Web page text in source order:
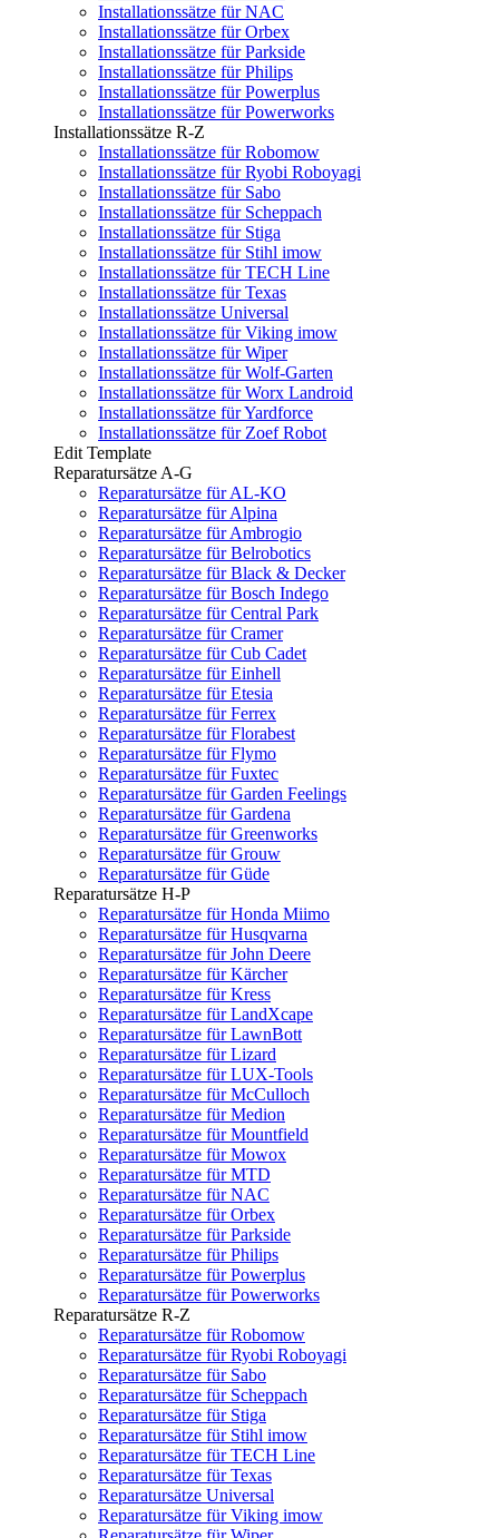
Installationssätze für NAC
Installationssätze für Orbex
Installationssätze für Parkside
Installationssätze für Philips
Installationssätze für Powerplus
Installationssätze für Powerworks
Installationssätze R-Z
Installationssätze für Robomow
Installationssätze für Ryobi Roboyagi
Installationssätze für Sabo
Installationssätze für Scheppach
Installationssätze für Stiga
Installationssätze für Stihl imow
Installationssätze für TECH Line
Installationssätze für Texas
Installationssätze Universal
Installationssätze für Viking imow
Installationssätze für Wiper
Installationssätze für Wolf-Garten
Installationssätze für Worx Landroid
Installationssätze für Yardforce
Installationssätze für Zoef Robot
Edit Template
Reparatursätze A-G
Reparatursätze für AL-KO
Reparatursätze für Alpina
Reparatursätze für Ambrogio
Reparatursätze für Belrobotics
Reparatursätze für Black & Decker
Reparatursätze für Bosch Indego
Reparatursätze für Central Park
Reparatursätze für Cramer
Reparatursätze für Cub Cadet
Reparatursätze für Einhell
Reparatursätze für Etesia
Reparatursätze für Ferrex
Reparatursätze für Florabest
Reparatursätze für Flymo
Reparatursätze für Fuxtec
Reparatursätze für Garden Feelings
Reparatursätze für Gardena
Reparatursätze für Greenworks
Reparatursätze für Grouw
Reparatursätze für Güde
Reparatursätze H-P
Reparatursätze für Honda Miimo
Reparatursätze für Husqvarna
Reparatursätze für John Deere
Reparatursätze für Kärcher
Reparatursätze für Kress
Reparatursätze für LandXcape
Reparatursätze für LawnBott
Reparatursätze für Lizard
Reparatursätze für LUX-Tools
Reparatursätze für McCulloch
Reparatursätze für Medion
Reparatursätze für Mountfield
Reparatursätze für Mowox
Reparatursätze für MTD
Reparatursätze für NAC
Reparatursätze für Orbex
Reparatursätze für Parkside
Reparatursätze für Philips
Reparatursätze für Powerplus
Reparatursätze für Powerworks
Reparatursätze R-Z
Reparatursätze für Robomow
Reparatursätze für Ryobi Roboyagi
Reparatursätze für Sabo
Reparatursätze für Scheppach
Reparatursätze für Stiga
Reparatursätze für Stihl imow
Reparatursätze für TECH Line
Reparatursätze für Texas
Reparatursätze Universal
Reparatursätze für Viking imow